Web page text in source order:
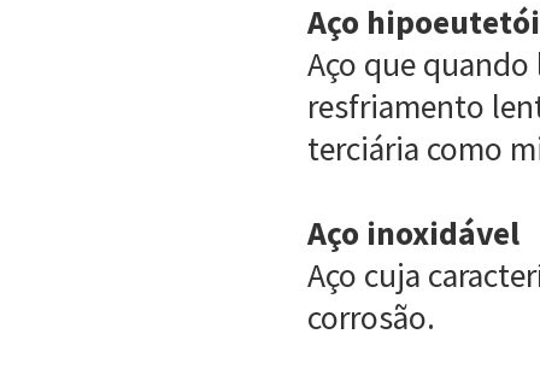
Aço
Aço que
resfriamento
terciária como
Aço inoxidável
Aço cuja
corrosão.